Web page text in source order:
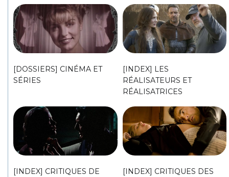
[DOSSIERS] CINÉMA ET
SÉRIES
[INDEX] LES
RÉALISATEURS ET
RÉALISATRICES
[INDEX] CRITIQUES DE
[INDEX] CRITIQUES DES